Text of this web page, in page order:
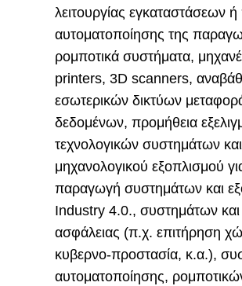
λειτουργίας εγκαταστάσεων
αυτοματοποίησης της
ρομποτικά συστήματα,
printers, 3D scanners,
εσωτερικών δικτύων
δεδομένων, προμήθεια
τεχνολογικών συστημάτων και
μηχανολογικού εξοπλισμού
παραγωγή συστημάτων και
Industry 4.0., συστημάτων και
ασφάλειας (π.χ. επιτήρηση
κυβερνο-προστασία, κ.α.),
αυτοματοποίησης,